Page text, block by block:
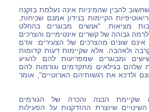
להבין שהמיניות אינה נעלמת בזקנה
הקיימות בנידון אמנם שכיחות,
מציאות. "אנשים מבוגרים בהחלט
גבוהה של קשרים אינטימיים והצרכים
אינם שונים מהצרכים של הצעירים: אדם
ולאהבה. אלא שקיימות דעות קדומות
ומבוגרים שמפריעות להם להגיע
שלהם בגילאים מתקדמים וגורמות להם
ולדכא את רגשותיהם הארוטיים", אומר
שקיימת הבנה והכרה של הגורמים
שיוצרת ההזדקנות על הפעילות